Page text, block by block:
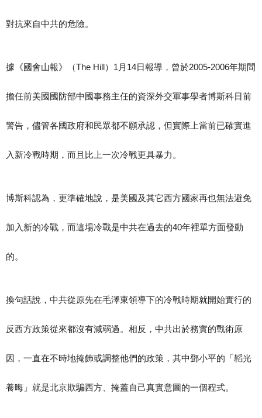
對抗來自中共的危險。
據《國會山報》（The Hill）1月14日報導，曾於2005-2006年期間
擔任前美國國防部中國事務主任的資深外交軍事學者博斯科日前
警告，儘管各國政府和民眾都不願承認，但實際上當前已確實進
入新冷戰時期，而且比上一次冷戰更具暴力。
博斯科認為，更準確地說，是美國及其它西方國家再也無法避免
加入新的冷戰，而這場冷戰是中共在過去的40年裡單方面發動
的。
換句話說，中共從原先在毛澤東領導下的冷戰時期就開始實行的
反西方政策從來都沒有減弱過。相反，中共出於務實的戰術原
因，一直在不時地掩飾或調整他們的政策，其中鄧小平的「韜光
養晦」就是北京欺騙西方、掩蓋自己真實意圖的一個程式。